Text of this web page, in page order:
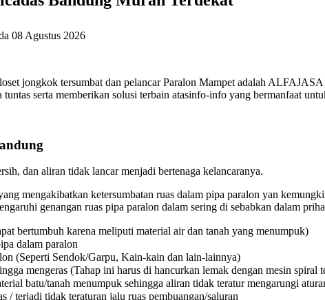
08 Agustus 2026
jongkok tersumbat dan pelancar Paralon Mampet adalah
serta memberikan solusi terbain atasinfo-info yang bermanfaat
dan aliran tidak lancar menjadi bertenaga kelancaranya.
mengakibatkan ketersumbatan ruas dalam pipa paralon yan
genangan ruas pipa paralon dalam sering di sebabkan dalam
bertumbuh karena meliputi material air dan tanah yang menumpuk)
dalam paralon
(Seperti Sendok/Garpu, Kain-kain dan lain-lainnya)
mengeras (Tahap ini harus di hancurkan lemak dengan mesin spiral
batu/tanah menumpuk sehingga aliran tidak teratur mengarungi
terjadi tidak teraturan jalu ruas pembuangan/saluran